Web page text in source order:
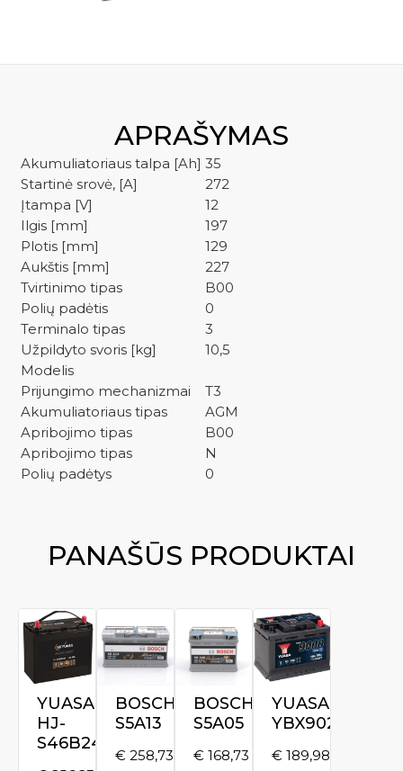
APRAŠYMAS
Akumuliatoriaus talpa [Ah] 35
Startinė srovė, [A]
272
Įtampa [V]
12
Ilgis [mm]
197
Plotis [mm]
129
Aukštis [mm]
227
Tvirtinimo tipas
B00
Polių padėtis
0
Terminalo tipas
3
Užpildyto svoris [kg]
10,5
Modelis
Prijungimo mechanizmai
T3
Akumuliatoriaus tipas
AGM
Apribojimo tipas
B00
Apribojimo tipas
N
Polių padėtys
0
PANAŠŪS PRODUKTAI
YUASA
HJ-
S46B24R
BOSCH
S5A13
€ 258,73
BOSCH
S5A05
€ 168,73
YUASA
YBX9027
€ 189,98